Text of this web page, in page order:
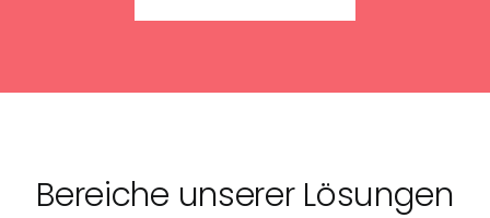
Bereiche unserer Lösungen